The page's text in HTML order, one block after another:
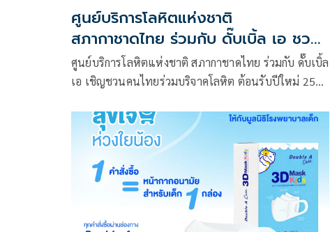
ศูนย์บริการโลหิตแห่งชาติ
สภากาชาดไทย ร่วมกับ ดั๊บเบิ้ล เอ ชวน
บริจาคโลหิต สร้างบุญรับปีใหม่ ‘ให้เลือด
ให้ชีวิต ช่วยเหลือเพื่อนมนุษย์’
ศูนย์บริการโลหิตแห่งชาติ สภากาชาดไทย ร่วมกับ ดั๊บเบิ้ล
เอ เชิญชวนคนไทยร่วมบริจาคโลหิต ต้อนรับปีใหม่ 2569
สำหรับผู้ป่วยในโรงพยาบาลต่างๆทั่วประเทศ หลังจากวัน
หยุดเทศกาลปีใหม่ที่ผ่านมา